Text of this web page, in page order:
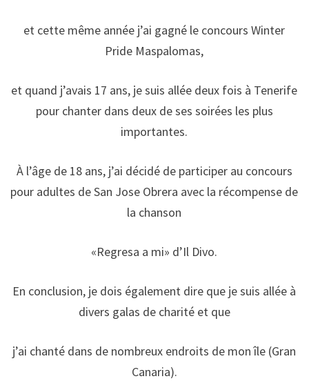
et cette même année j’ai gagné le concours Winter
Pride Maspalomas,
et quand j’avais 17 ans, je suis allée deux fois à Tenerife
pour chanter dans deux de ses soirées les plus
importantes.
À l’âge de 18 ans, j’ai décidé de participer au concours
pour adultes de San Jose Obrera avec la récompense de
la chanson
«Regresa a mi» d’Il Divo.
En conclusion, je dois également dire que je suis allée à
divers galas de charité et que
j’ai chanté dans de nombreux endroits de mon île (Gran
Canaria).